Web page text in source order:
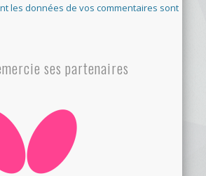
les données de vos commentaires sont
ses partenaires